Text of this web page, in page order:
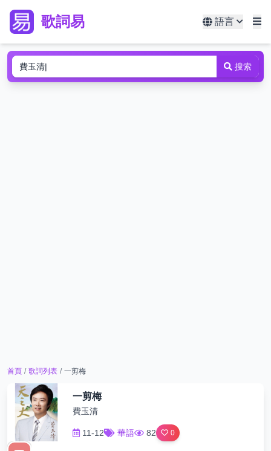
歌詞易 語言
搜索
首頁 / 歌詞列表 / 一剪梅
一剪梅
費玉清
11-12 華語 82 0